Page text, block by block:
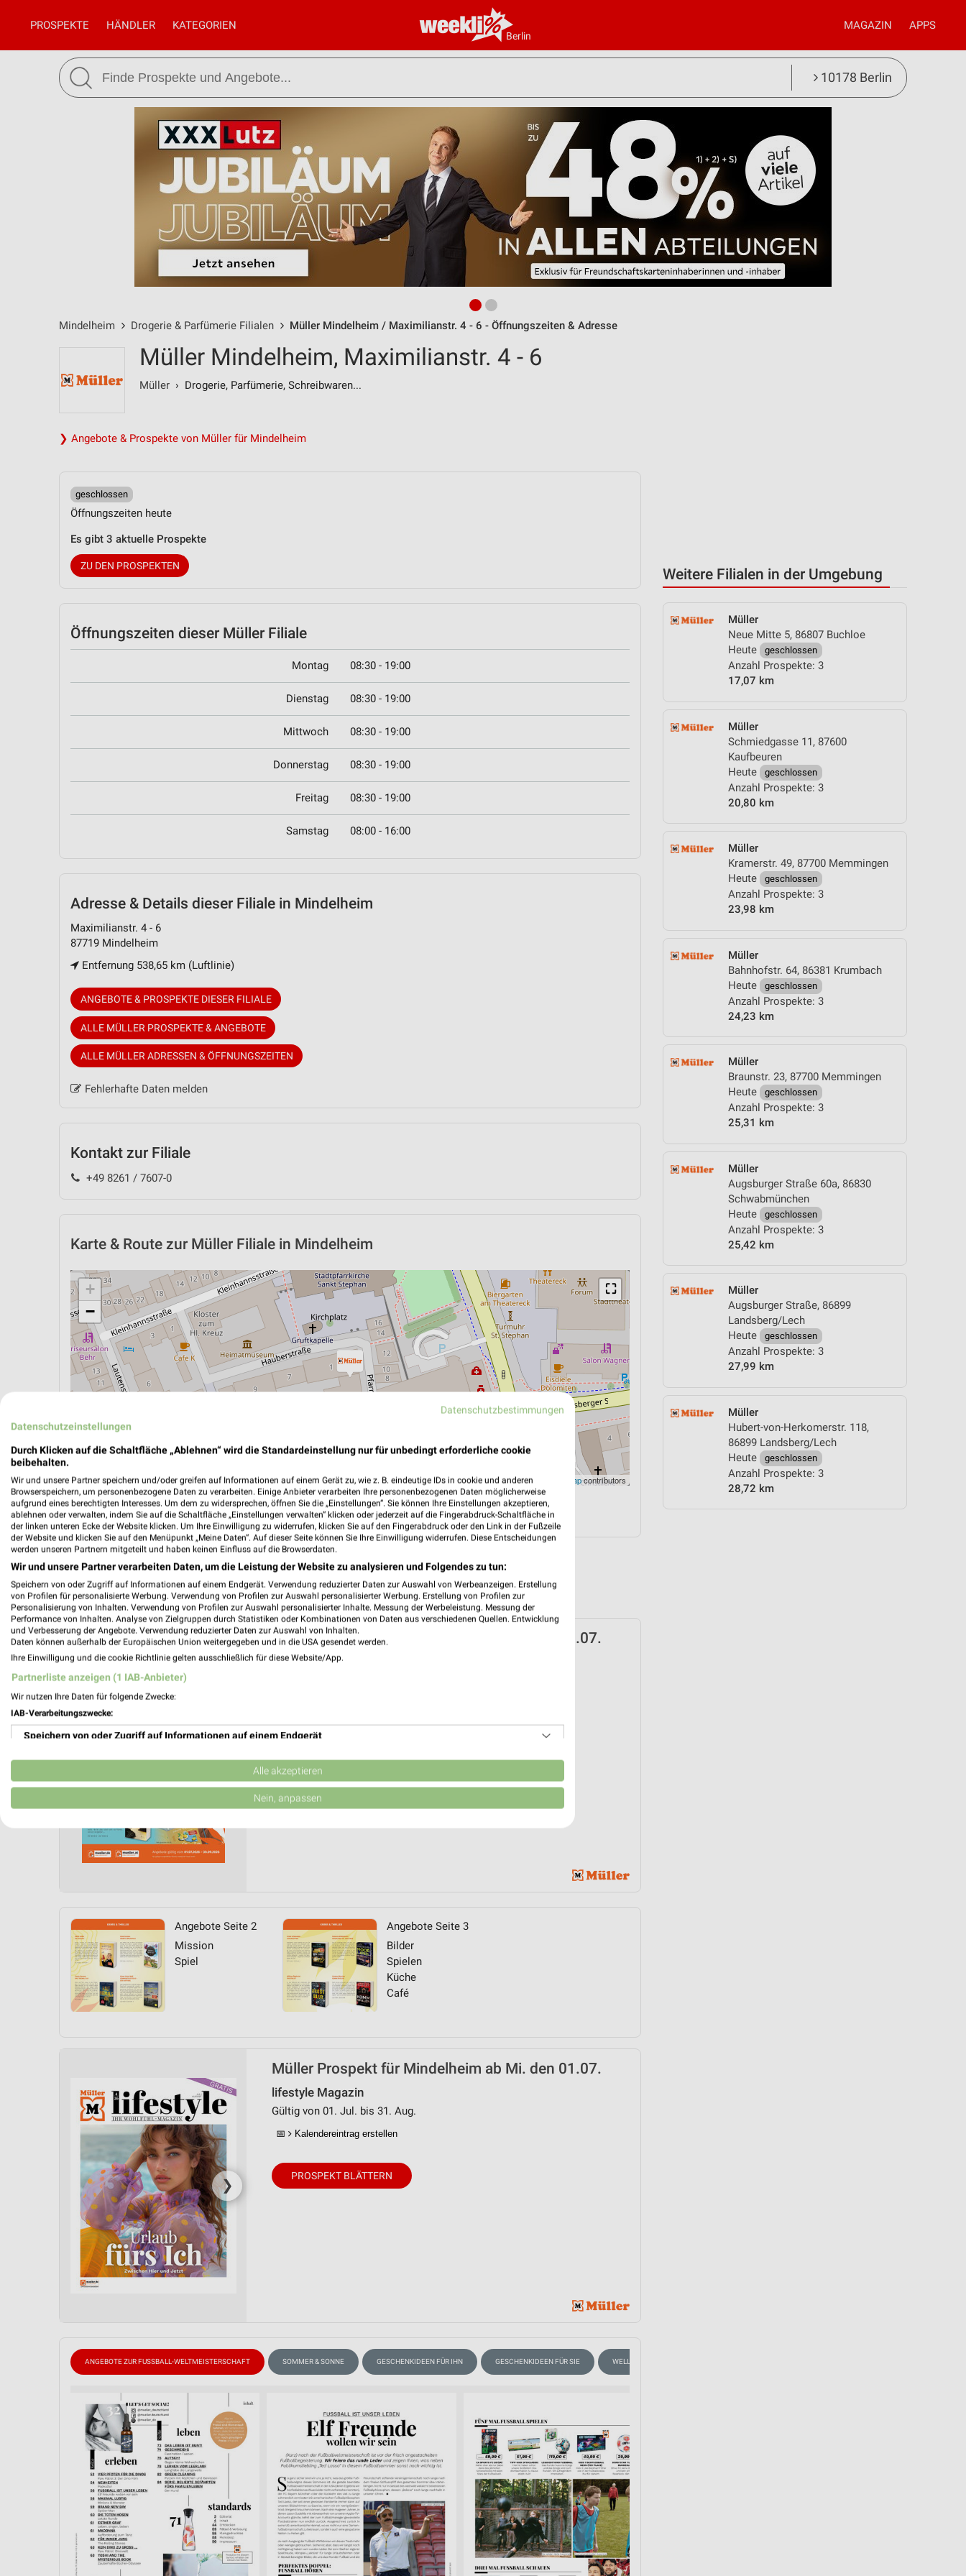
Berlin
PROSPEKTE HÄNDLER KATEGORIEN MAGAZIN APPS
10178 Berlin
Mindelheim Drogerie & Parfümerie Filialen Müller Mindelheim / Maximilianstr. 4 - 6 - Öffnungszeiten & Adresse
Weitere Filialen in der Umgebung
Müller
Neue Mitte 5, 86807 Buchloe
Heute
geschlossen
Anzahl Prospekte: 3
17,07 km
Müller
Schmiedgasse 11, 87600
Kaufbeuren
Heute
geschlossen
Anzahl Prospekte: 3
20,80 km
Müller
Kramerstr. 49, 87700 Memmingen
Heute
geschlossen
Anzahl Prospekte: 3
23,98 km
Müller
Bahnhofstr. 64, 86381 Krumbach
Heute
geschlossen
Anzahl Prospekte: 3
24,23 km
Müller
Braunstr. 23, 87700 Memmingen
Heute
geschlossen
Anzahl Prospekte: 3
25,31 km
Müller
Augsburger Straße 60a, 86830
Schwabmünchen
Heute
geschlossen
Anzahl Prospekte: 3
25,42 km
Müller
Augsburger Straße, 86899
Landsberg/Lech
Heute
geschlossen
Anzahl Prospekte: 3
27,99 km
Müller
Hubert-von-Herkomerstr. 118,
86899 Landsberg/Lech
Heute
geschlossen
Anzahl Prospekte: 3
28,72 km
Müller Mindelheim, Maximilianstr. 4 - 6
Müller › Drogerie, Parfümerie, Schreibwaren...
❯ Angebote & Prospekte von Müller für Mindelheim
geschlossen
Öffnungszeiten heute
Es gibt 3 aktuelle Prospekte
ZU DEN PROSPEKTEN
Öffnungszeiten dieser Müller Filiale
Montag 08:30 - 19:00
Dienstag 08:30 - 19:00
Mittwoch 08:30 - 19:00
Donnerstag 08:30 - 19:00
Freitag 08:30 - 19:00
Samstag 08:00 - 16:00
Adresse & Details dieser Filiale in Mindelheim
Maximilianstr. 4 - 6
87719 Mindelheim
Entfernung 538,65 km (Luftlinie)
ANGEBOTE & PROSPEKTE DIESER FILIALE
ALLE MÜLLER PROSPEKTE & ANGEBOTE
ALLE MÜLLER ADRESSEN & ÖFFNUNGSZEITEN
Fehlerhafte Daten melden
Kontakt zur Filiale
+49 8261 / 7607-0
Karte & Route zur Müller Filiale in Mindelheim
⛶
+
−
Leaflet|©OpenStreetMapcontributors
ÖPNV ANZEIGEN LADESÄULEN ANZEIGEN NAVIGATION MIT GOOGLE/IOS MAPS
Aktuelle Angebote in dieser Filiale
Anzahl Prospekte: 3
Letztes Prospektupdate: vor 7 Tagen
Müller Prospekt für Mindelheim ab Mi. den 01.07.
Taschenbücher
Angebote Seite 2
Mission
Spiel
Angebote Seite 3
Bilder
Spielen
Küche
Café
❯
Müller Prospekt für Mindelheim ab Mi. den 01.07.
lifestyle Magazin
Gültig von 01. Jul. bis 31. Aug.
📅 Kalendereintrag erstellen
PROSPEKT BLÄTTERN
ANGEBOTE ZUR FUSSBALL-WELTMEISTERSCHAFT SOMMER & SONNE GESCHENKIDEEN FÜR IHN GESCHENKIDEEN FÜR SIE WELLNESS FÜR ZUHAUSE
Datenschutzbestimmungen
Datenschutzeinstellungen
Durch Klicken auf die Schaltfläche „Ablehnen“ wird die Standardeinstellung nur für unbedingt erforderliche cookie
beibehalten.
Wir und unsere Partner speichern und/oder greifen auf Informationen auf einem Gerät zu, wie z. B. eindeutige IDs in cookie und anderen
Browserspeichern, um personenbezogene Daten zu verarbeiten. Einige Anbieter verarbeiten Ihre personenbezogenen Daten möglicherweise
aufgrund eines berechtigten Interesses. Um dem zu widersprechen, öffnen Sie die „Einstellungen“. Sie können Ihre Einstellungen akzeptieren,
ablehnen oder verwalten, indem Sie auf die Schaltfläche „Einstellungen verwalten“ klicken oder jederzeit auf die Fingerabdruck-Schaltfläche in
der linken unteren Ecke der Website klicken. Um Ihre Einwilligung zu widerrufen, klicken Sie auf den Fingerabdruck oder den Link in der Fußzeile
der Website und klicken Sie auf den Menüpunkt „Meine Daten“. Auf dieser Seite können Sie Ihre Einwilligung widerrufen. Diese Entscheidungen
werden unseren Partnern mitgeteilt und haben keinen Einfluss auf die Browserdaten.
Wir und unsere Partner verarbeiten Daten, um die Leistung der Website zu analysieren und Folgendes zu tun:
Speichern von oder Zugriff auf Informationen auf einem Endgerät. Verwendung reduzierter Daten zur Auswahl von Werbeanzeigen. Erstellung
von Profilen für personalisierte Werbung. Verwendung von Profilen zur Auswahl personalisierter Werbung. Erstellung von Profilen zur
Personalisierung von Inhalten. Verwendung von Profilen zur Auswahl personalisierter Inhalte. Messung der Werbeleistung. Messung der
Performance von Inhalten. Analyse von Zielgruppen durch Statistiken oder Kombinationen von Daten aus verschiedenen Quellen. Entwicklung
und Verbesserung der Angebote. Verwendung reduzierter Daten zur Auswahl von Inhalten.
Daten können außerhalb der Europäischen Union weitergegeben und in die USA gesendet werden.
Ihre Einwilligung und die cookie Richtlinie gelten ausschließlich für diese Website/App.
Partnerliste anzeigen (1 IAB-Anbieter)
Wir nutzen Ihre Daten für folgende Zwecke:
IAB-Verarbeitungszwecke:
Speichern von oder Zugriff auf Informationen auf einem Endgerät
Verwendung reduzierter Daten zur Auswahl von Werbeanzeigen
Erstellung von Profilen für personalisierte Werbung
Erstellung von Profilen zur Personalisierung von Inhalten
Messung der Performance von Inhalten
Analyse von Zielgruppen durch Statistiken oder Kombinationen von Daten aus verschiedenen
Entwicklung und Verbesserung der Angebote
Verwendung genauer Standortdaten
Geräte anhand von aktiv angeforderten Informationen identifizieren
Performance
Alle akzeptieren
Nein, anpassen